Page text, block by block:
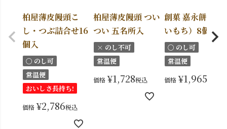
柏屋薄皮饅頭こ
し・つぶ詰合せ16
個入
〇 のし可
常温便
おいしさ長持ち!
価格 ¥2,786税込
柏屋薄皮饅頭 つい
つい 五名所入
× のし不可
常温便
価格 ¥1,728税込
創菓 嘉永餅（か
いもち）8個入
〇 のし可
常温便
価格 ¥1,965